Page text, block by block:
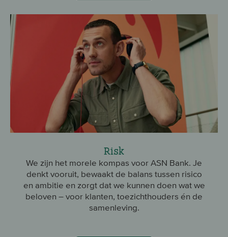
Risk
We zijn het morele kompas voor ASN Bank. Je
denkt vooruit, bewaakt de balans tussen risico
en ambitie en zorgt dat we kunnen doen wat we
beloven – voor klanten, toezichthouders én de
samenleving.